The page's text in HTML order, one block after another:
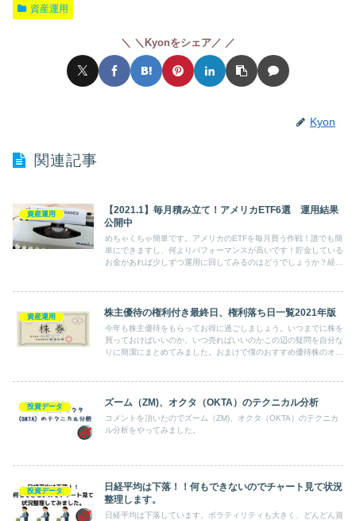
a
資産運用
＼Kyonをシェア／
Kyon
関連記事
資産運用
【2021.1】毎月積み立て！アメリカETF6選 運用結果
公開中
めちゃくちゃ簡単です。アメリカのETFを毎月買う作戦！誰でも簡
単にできますし、何よりパフォーマンスが高いです！貯金している
お金があれば少しずつ運用に回してみるのはどうでしょうか？経済
資産運用 株主優待の権利付き最終日、権利落ち日一覧2021年版
今年も株主優待をもらってお得に過ごしましょう。いつまでに株を
買っておけばいいのか、いつ売ればいいのかこの辺の疑問を自分な
りに簡潔にまとめてみました。おまけで僕のおすすめ優待株のオリ
投資データ ズーム（ZM)、オクタ（OKTA）のテクニカル分析
コメントを頂いたのでズーム（ZM)、オクタ（OKTA）のテクニカ
ル分析をやってみました。
投資データ
日経平均は下落！！何もできないのでチャート見て状況
整理します。
日経平均は下落しています。ボラティリティも大きく、どんどん資